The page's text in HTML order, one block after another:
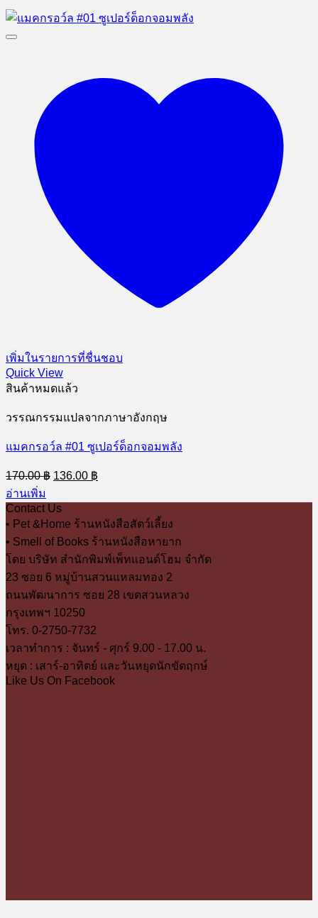
เพิ่มในรายการที่ชื่นชอบ
Quick View
สินค้าหมดแล้ว
วรรณกรรมแปลจากภาษาอังกฤษ
แมคกรอว์ล #01 ซูเปอร์ด็อกจอมพลัง
170.00฿ Original
price
170.00 ฿.
136.00 ฿
price
อ่านเพิ่ม
Contact Us
• Pet &Home ร้านหนังสือสัตว์เลี้ยง
• Smell of Books ร้านหนังสือหายาก
โดย บริษัท สำนักพิมพ์เพ็ทแอนด์โฮม จำกัด
23 ซอย 6 หมู่บ้านสวนแหลมทอง 2
ถนนพัฒนาการ ซอย 28 เขตสวนหลวง
กรุงเทพฯ 10250
โทร. 0-2750-7732
เวลาทำการ : จันทร์ - ศุกร์ 9.00 - 17.00 น.
หยุด : เสาร์-อาทิตย์ และวันหยุดนักขัตฤกษ์
Like Us On Facebook